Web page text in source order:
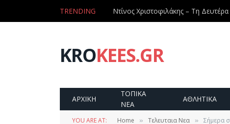
TRENDING
KROKEES.GR
ΑΡΧΙΚΗ
ΤΟΠΙΚΑ
ΝΕΑ
ΑΘΛΗΤΙΚΑ
YOU ARE AT: Home » Τελευταια Νεα » Σήμερα